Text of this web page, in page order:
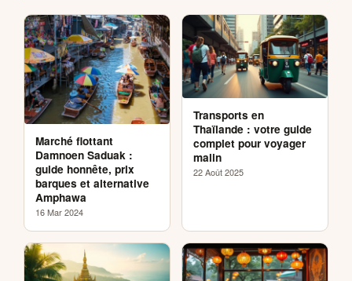
Marché flottant
Damnoen Saduak :
guide honnête, prix
barques et alternative
Amphawa
16 Mar 2024
Transports en
Thaïlande : votre guide
complet pour voyager
malin
22 Août 2025